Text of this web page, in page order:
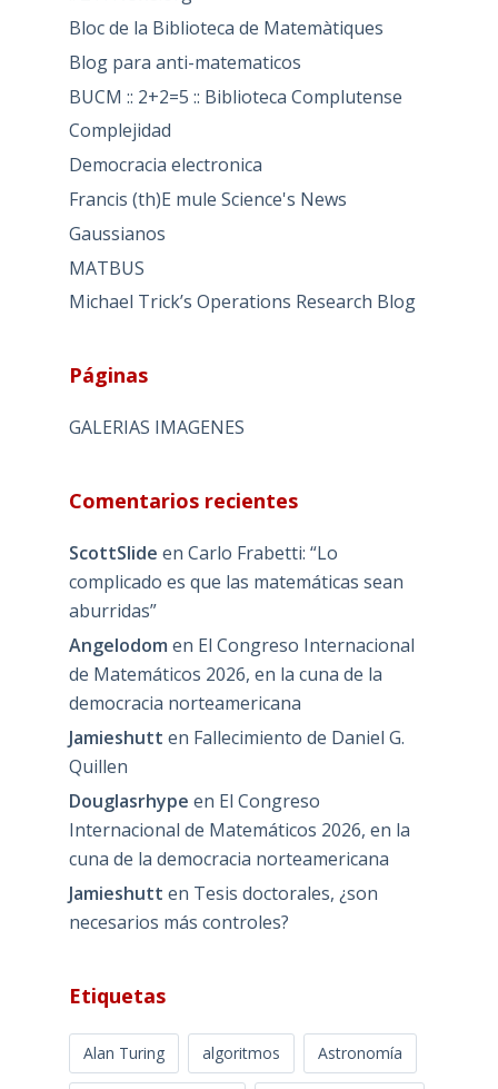
Bloc de la Biblioteca de Matemàtiques
Blog para anti-matematicos
BUCM :: 2+2=5 :: Biblioteca Complutense
Complejidad
Democracia electronica
Francis (th)E mule Science's News
Gaussianos
MATBUS
Michael Trick’s Operations Research Blog
Páginas
GALERIAS IMAGENES
Comentarios recientes
ScottSlide en Carlo Frabetti: “Lo
complicado es que las matemáticas sean
aburridas”
Angelodom en El Congreso Internacional
de Matemáticos 2026, en la cuna de la
democracia norteamericana
Jamieshutt en Fallecimiento de Daniel G.
Quillen
Douglasrhype en El Congreso
Internacional de Matemáticos 2026, en la
cuna de la democracia norteamericana
Jamieshutt en Tesis doctorales, ¿son
necesarios más controles?
Etiquetas
Alan Turing algoritmos Astronomía